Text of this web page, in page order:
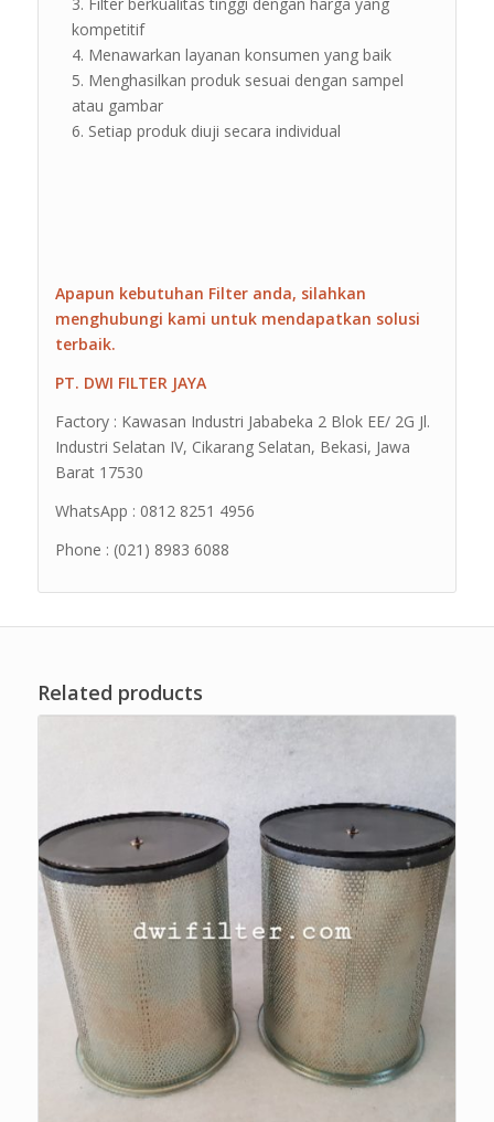
kompetitif
Menawarkan layanan konsumen yang baik
Menghasilkan produk sesuai dengan sampel
atau gambar
Setiap produk diuji secara individual
Apapun kebutuhan Filter anda, silahkan
menghubungi kami untuk mendapatkan solusi
terbaik.
PT. DWI FILTER JAYA
Factory : Kawasan Industri Jababeka 2 Blok EE/ 2G Jl.
Industri Selatan IV, Cikarang Selatan, Bekasi, Jawa
Barat 17530
WhatsApp : 0812 8251 4956
Phone : (021) 8983 6088
Related products